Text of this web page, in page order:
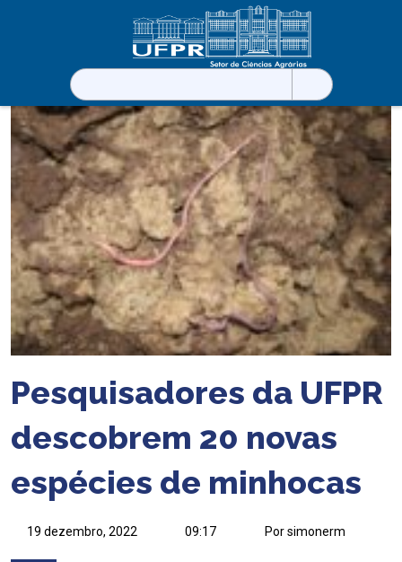
Pesquisar
por:
Pesquisadores da UFPR
descobrem 20 novas
espécies de minhocas
19 dezembro, 2022 09:17 Por simonerm